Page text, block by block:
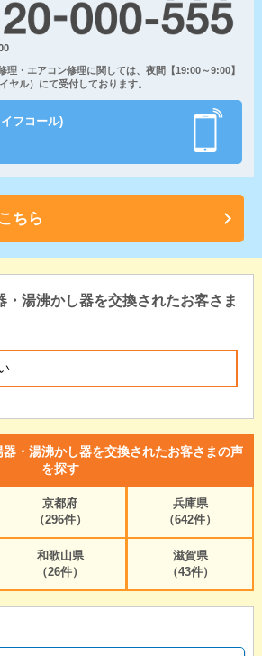
・エアコン修理に関しては、夜間【19:00～9:00】
ヤル）にて受付しております。
フコール)
ちら
・湯沸かし器を交換されたお客さま
・湯沸かし器を交換されたお客さまの声
を探す
京都府
（296件）
兵庫県
（642件）
和歌山県
（26件）
滋賀県
（43件）